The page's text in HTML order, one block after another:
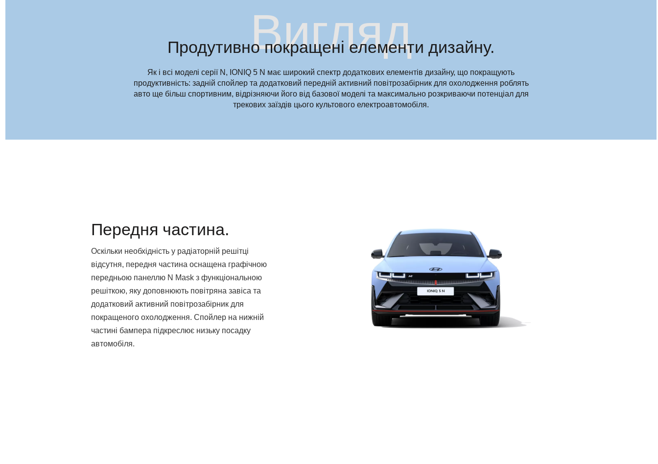
Вигляд
Продутивно покращені елементи дизайну.
Як і всі моделі серії N, IONIQ 5 N має широкий спектр додаткових елементів дизайну, що покращують
продуктивність: задній спойлер та додатковий передній активний повітрозабірник для охолодження роблять
авто ще більш спортивним, відрізняючи його від базової моделі та максимально розкриваючи потенціал для
трекових заїздів цього культового електроавтомобіля.
Передня частина.
Оскільки необхідність у радіаторній решітці
відсутня, передня частина оснащена графічною
передньою панеллю N Mask з функціональною
решіткою, яку доповнюють повітряна завіса та
додатковий активний повітрозабірник для
покращеного охолодження. Спойлер на нижній
частині бампера підкреслює низьку посадку
автомобіля.